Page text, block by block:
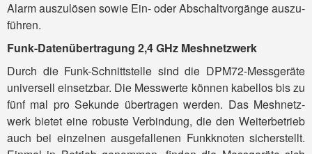
Alarm auszu­lösen sowie Ein- oder Abschalt­vorgänge auszu­
führen.
Funk-Datenübertragung 2,4 GHz Meshnetzwerk
Durch die Funk-Schnitt­stelle sind die DPM72-Mess­geräte
uni­versell ein­setzbar. Die Mess­werte können kabel­los bis zu
fünf mal pro Sekunde über­tragen werden. Das Mesh­netz­
werk bietet eine robuste Verbin­dung, die den Weiter­betrieb
auch bei ein­zelnen ausge­fallenen Funk­knoten sicher­stellt.